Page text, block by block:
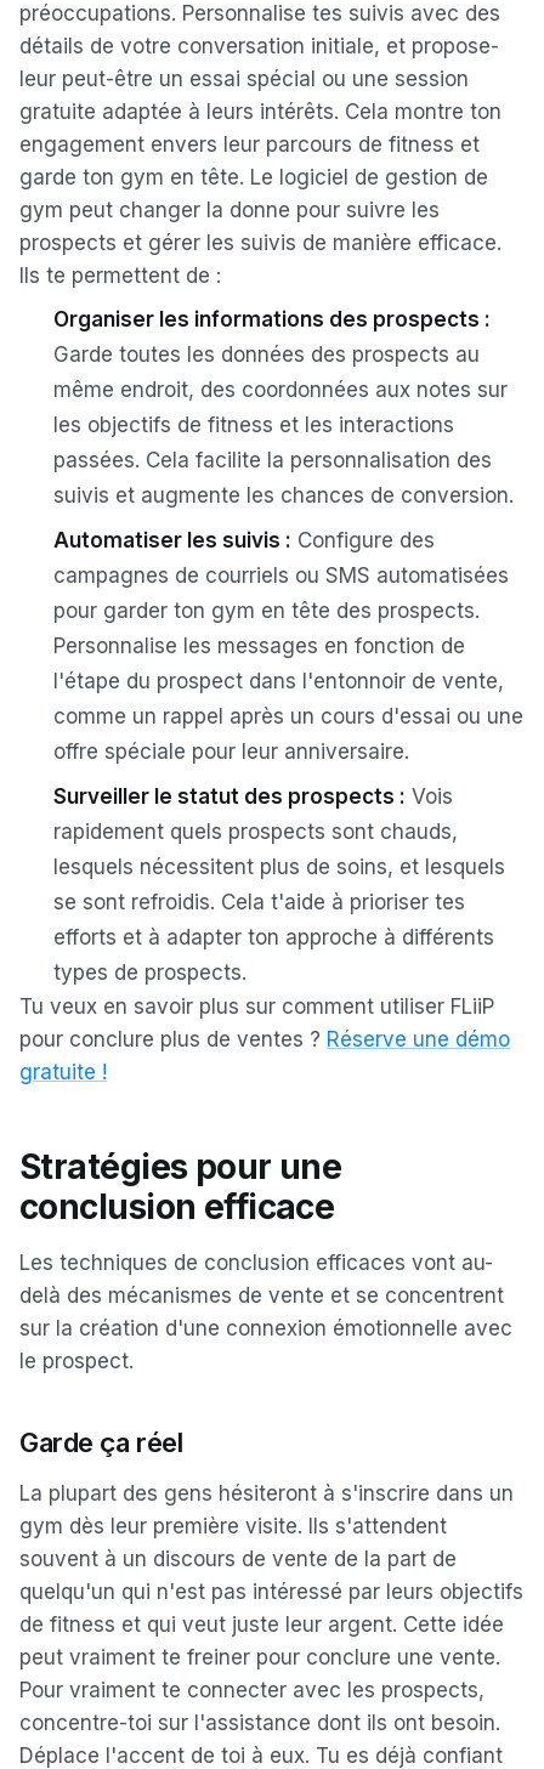
préoccupations. Personnalise tes suivis avec des
détails de votre conversation initiale, et propose-
leur peut-être un essai spécial ou une session
gratuite adaptée à leurs intérêts. Cela montre ton
engagement envers leur parcours de fitness et
garde ton gym en tête. Le logiciel de gestion de
gym peut changer la donne pour suivre les
prospects et gérer les suivis de manière efficace.
Ils te permettent de :
Organiser les informations des prospects :
Garde toutes les données des prospects au
même endroit, des coordonnées aux notes sur
les objectifs de fitness et les interactions
passées. Cela facilite la personnalisation des
suivis et augmente les chances de conversion.
Automatiser les suivis : Configure des
campagnes de courriels ou SMS automatisées
pour garder ton gym en tête des prospects.
Personnalise les messages en fonction de
l'étape du prospect dans l'entonnoir de vente,
comme un rappel après un cours d'essai ou une
offre spéciale pour leur anniversaire.
Surveiller le statut des prospects : Vois
rapidement quels prospects sont chauds,
lesquels nécessitent plus de soins, et lesquels
se sont refroidis. Cela t'aide à prioriser tes
efforts et à adapter ton approche à différents
types de prospects.
Tu veux en savoir plus sur comment utiliser FLiiP
pour conclure plus de ventes ? Réserve une démo
gratuite !
Stratégies pour une
conclusion efficace
Les techniques de conclusion efficaces vont au-
delà des mécanismes de vente et se concentrent
sur la création d'une connexion émotionnelle avec
le prospect.
Garde ça réel
La plupart des gens hésiteront à s'inscrire dans un
gym dès leur première visite. Ils s'attendent
souvent à un discours de vente de la part de
quelqu'un qui n'est pas intéressé par leurs objectifs
de fitness et qui veut juste leur argent. Cette idée
peut vraiment te freiner pour conclure une vente.
Pour vraiment te connecter avec les prospects,
concentre-toi sur l'assistance dont ils ont besoin.
Déplace l'accent de toi à eux. Tu es déjà confiant